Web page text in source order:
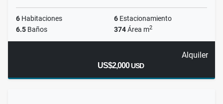
6 Habitaciones 6 Estacionamiento
6.5 Baños 374Área m2
Alquiler
US$2,000USD